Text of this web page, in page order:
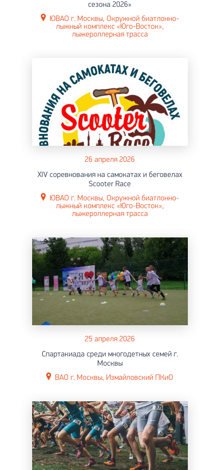
сезона 2026»
ЮВАО г. Москвы, Окружной биатлонно-
лыжный комплекс «Юго-Восток»,
лыжероллерная трасса
26 апреля 2026
XIV соревнования на самокатах и беговелах
Scooter Race
ЮВАО г. Москвы, Окружной биатлонно-
лыжный комплекс «Юго-Восток»,
лыжероллерная трасса
25 апреля 2026
Спартакиада среди многодетных семей г.
Москвы
ВАО г. Москвы, Измайловский ПКиО